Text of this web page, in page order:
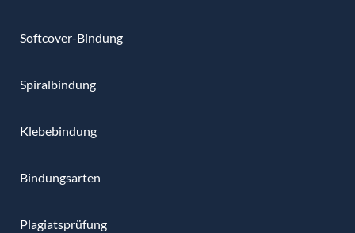
Softcover-Bindung
Spiralbindung
Klebebindung
Bindungsarten
Plagiatsprüfung